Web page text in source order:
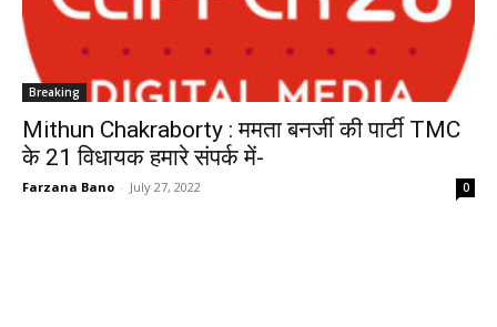
Breaking
Mithun Chakraborty : ममता बनर्जी की पार्टी TMC
के 21 विधायक हमारे संपर्क में-
Farzana Bano - July 27, 2022 0